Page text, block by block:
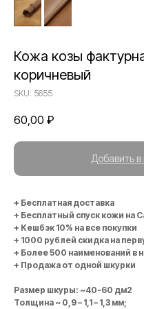
Кожа козы
коричневый
SKU: 5655
60,00 ₽
Добавить в
+ Бесплатная доставка
+ Бесплатный спуск кожи на
+ Кешбэк 10% на все покупки
+ 1000 рублей скидка на
+ Более 500 наименований в
+ Продажа от одной шкурки
Размер шкуры: ~40-60 дм2
Толщина ~ 0,9 – 1,1 – 1,3 мм;